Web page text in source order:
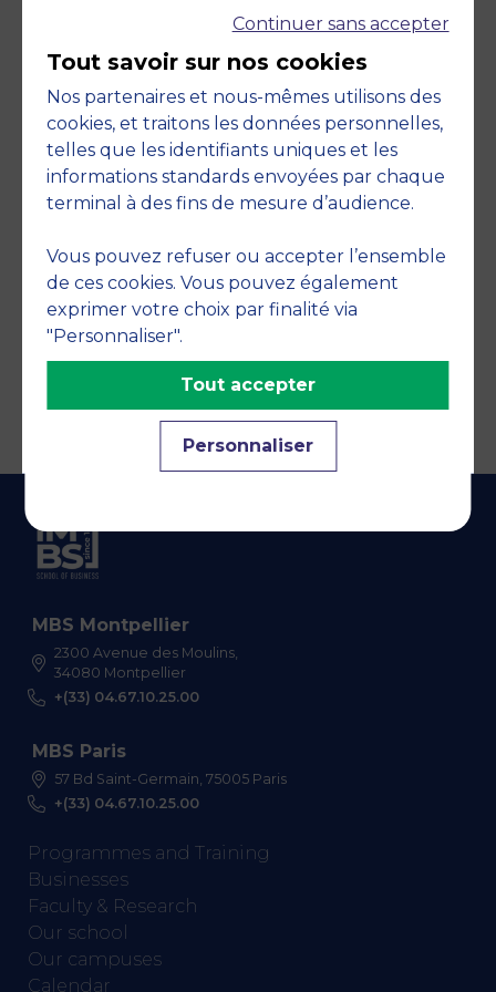
Engagements
MBS Montpellier
2300 Avenue des Moulins,
34080 Montpellier
+(33) 04.67.10.25.00
MBS Paris
57 Bd Saint-Germain, 75005 Paris
+(33) 04.67.10.25.00
Programmes and Training
Businesses
Faculty & Research
Our school
Our campuses
Calendar
Continuer sans accepter
Tout savoir sur nos cookies
Nos partenaires et nous-mêmes utilisons des
cookies, et traitons les données personnelles,
telles que les identifiants uniques et les
informations standards envoyées par chaque
terminal à des fins de mesure d’audience.
Vous pouvez refuser ou accepter l’ensemble
de ces cookies. Vous pouvez également
exprimer votre choix par finalité via
"Personnaliser".
Personnaliser
Tout accepter